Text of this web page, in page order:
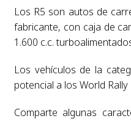
Los R5 son autos de
fabricante, con caja de
1.600 c.c.
Los vehículos de la
potencial a los World Rally
Comparte algunas